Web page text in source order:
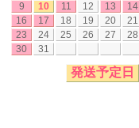
9
10 11 12 13 14
16
17 18 19 20 21
23
24 25 26 27 28
30
31
発送予定日